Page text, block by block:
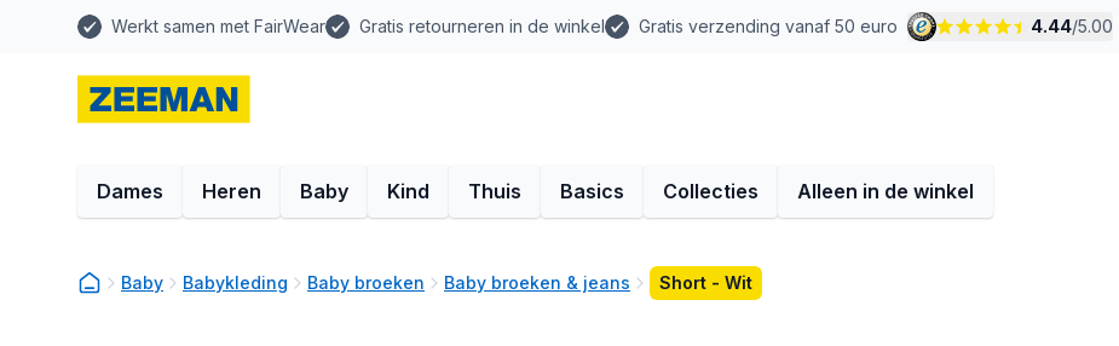
Werkt samen met FairWear Gratis retourneren in de winkel Gratis verzending vanaf 50 euro 4.44/5.00
Dames Heren Baby Kind Thuis Basics Collecties Alleen in de winkel
Baby Babykleding Baby broeken Baby broeken & jeans Short - Wit